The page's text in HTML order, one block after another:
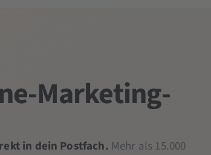
Marketing-
in dein Postfach. Mehr als 15.000